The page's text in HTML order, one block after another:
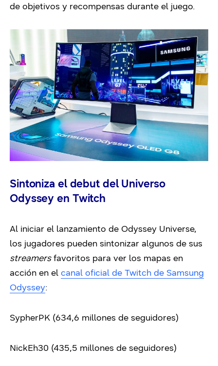
de objetivos y recompensas durante el juego.
Sintoniza el debut del Universo
Odyssey en Twitch
Al iniciar el lanzamiento de Odyssey Universe,
los jugadores pueden sintonizar algunos de sus
streamersfavoritos para ver los mapas en
acción en el canal oficial de Twitch de Samsung
Odyssey:
SypherPK (634,6 millones de seguidores)
NickEh30 (435,5 millones de seguidores)